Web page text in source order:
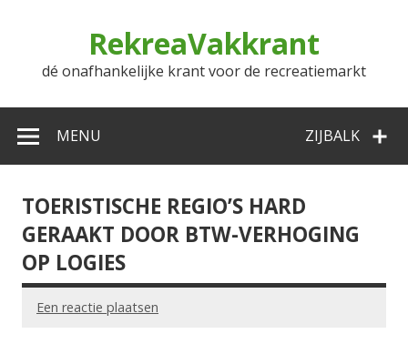
RekreaVakkrant
dé onafhankelijke krant voor de recreatiemarkt
ZIJBALK
MENU
TOERISTISCHE REGIO’S HARD
GERAAKT DOOR BTW-VERHOGING
OP LOGIES
Een reactie plaatsen